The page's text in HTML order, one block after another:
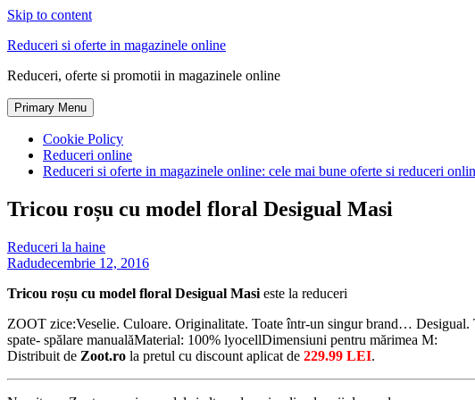
Skip to content
Reduceri si oferte in magazinele online
Reduceri, oferte si promotii in magazinele online
Primary Menu
Cookie Policy
Reduceri online
Reduceri si oferte in magazinele online: cele mai bune oferte si reduceri
Tricou roșu cu model floral Desigual Masi
Reduceri la haine
Radudecembrie 12, 2016
Tricou roșu cu model floral Desigual Masi este la reduceri
ZOOT zice:Veselie. Culoare. Originalitate. Toate într-un singur brand…
spate- spălare manualăMaterial: 100% lyocellDimensiuni pentru mărimea M:
Distribuit de Zoot.ro la pretul cu discount aplicat de 229.99 LEI.